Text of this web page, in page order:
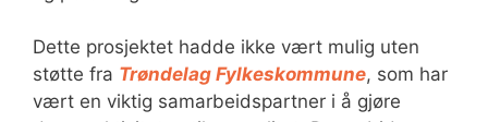
Dette prosjektet hadde ikke vært mulig uten
støtte fra Trøndelag Fylkeskommune, som har
vært en viktig samarbeidspartner i å gjøre